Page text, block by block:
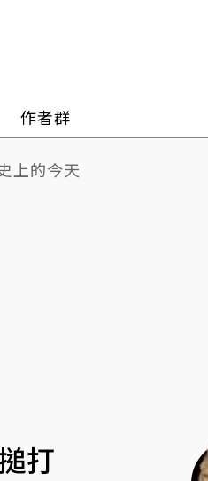
作者群
上的今天
打